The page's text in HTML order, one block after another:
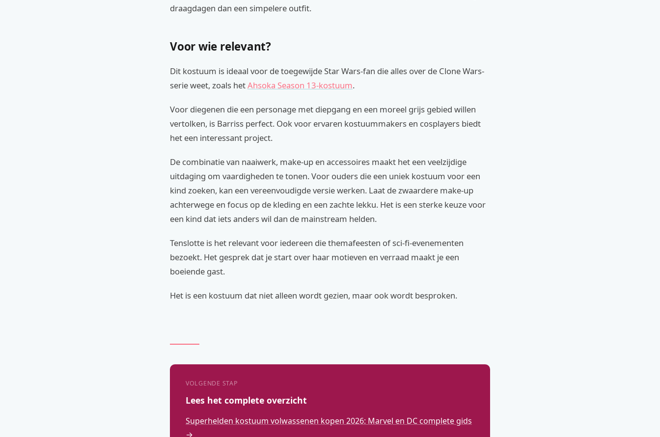
draagdagen dan een simpelere outfit.
Voor wie relevant?
Dit kostuum is ideaal voor de toegewijde Star Wars-fan die alles over de Clone Wars-
serie weet, zoals hetAhsoka Season 13-kostuum.
Voor diegenen die een personage met diepgang en een moreel grijs gebied willen
vertolken, is Barriss perfect. Ook voor ervaren kostuummakers en cosplayers biedt
het een interessant project.
De combinatie van naaiwerk, make-up en accessoires maakt het een veelzijdige
uitdaging om vaardigheden te tonen. Voor ouders die een uniek kostuum voor een
kind zoeken, kan een vereenvoudigde versie werken. Laat de zwaardere make-up
achterwege en focus op de kleding en een zachte lekku. Het is een sterke keuze voor
een kind dat iets anders wil dan de mainstream helden.
Tenslotte is het relevant voor iedereen die themafeesten of sci-fi-evenementen
bezoekt. Het gesprek dat je start over haar motieven en verraad maakt je een
boeiende gast.
Het is een kostuum dat niet alleen wordt gezien, maar ook wordt besproken.
VOLGENDE STAP
Lees het complete overzicht
Superhelden kostuum volwassenen kopen 2026: Marvel en DC complete gids
→